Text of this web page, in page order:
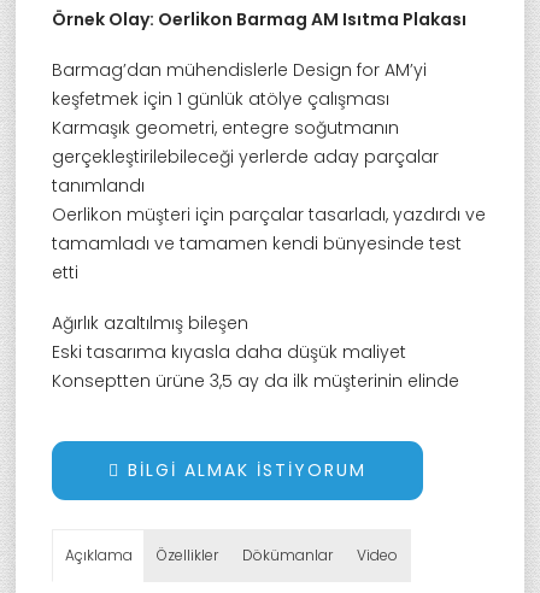
Örnek Olay: Oerlikon Barmag AM Isıtma Plakası
Barmag’dan mühendislerle Design for AM’yi
keşfetmek için 1 günlük atölye çalışması
Karmaşık geometri, entegre soğutmanın
gerçekleştirilebileceği yerlerde aday parçalar
tanımlandı
Oerlikon müşteri için parçalar tasarladı, yazdırdı ve
tamamladı ve tamamen kendi bünyesinde test
etti
Ağırlık azaltılmış bileşen
Eski tasarıma kıyasla daha düşük maliyet
Konseptten ürüne 3,5 ay da ilk müşterinin elinde
BILGI ALMAK İSTIYORUM
Açıklama Özellikler Dökümanlar Video